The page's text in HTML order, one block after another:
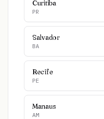
Curitiba
PR
Salvador
BA
Recife
PE
Manaus
AM